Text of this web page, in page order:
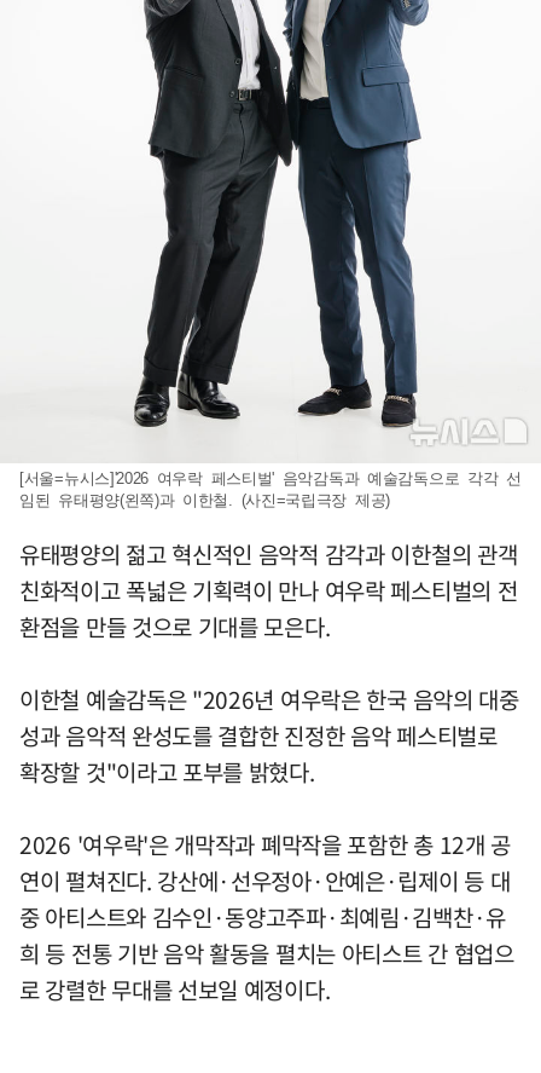
[서울=뉴시스]'2026 여우락 페스티벌' 음악감독과 예술감독으로 각각 선
임된 유태평양(왼쪽)과 이한철. (사진=국립극장 제공)
유태평양의 젊고 혁신적인 음악적 감각과 이한철의 관객
친화적이고 폭넓은 기획력이 만나 여우락 페스티벌의 전
환점을 만들 것으로 기대를 모은다.
이한철 예술감독은 "2026년 여우락은 한국 음악의 대중
성과 음악적 완성도를 결합한 진정한 음악 페스티벌로
확장할 것"이라고 포부를 밝혔다.
2026 '여우락'은 개막작과 폐막작을 포함한 총 12개 공
연이 펼쳐진다. 강산에·선우정아·안예은·립제이 등 대
중 아티스트와 김수인·동양고주파·최예림·김백찬·유
희 등 전통 기반 음악 활동을 펼치는 아티스트 간 협업으
로 강렬한 무대를 선보일 예정이다.